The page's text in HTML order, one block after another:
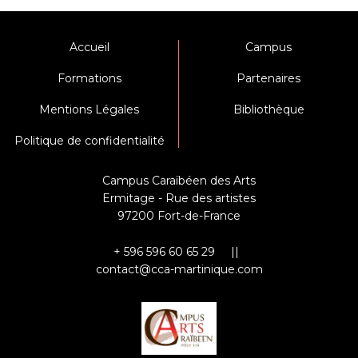
Accueil
Formations
Mentions Légales
Politique de confidentialité
Campus
Partenaires
Bibliothèque
Campus Caraïbéen des Arts
Ermitage - Rue des artistes
97200 Fort-de-France
+ 596 596 60 65 29 ||
contact@cca-martinique.com